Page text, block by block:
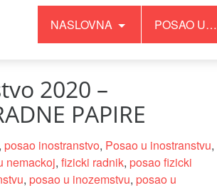
NASLOVNA POSAO U…
2020 –
PAPIRE
, posao inostranstvo, Posao u inostranstvu,
nemackoj, fizicki radnik, posao fizicki
, posao u inozemstvu, posao u